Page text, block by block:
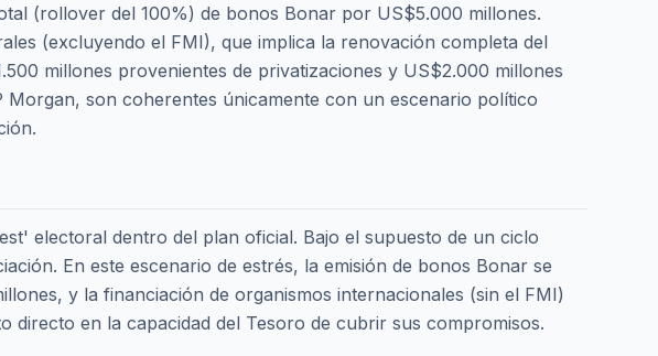
(rollover del 100%) de bonos Bonar por US$5.000 millones.
(excluyendo el FMI), que implica la renovación completa del
millones provenientes de privatizaciones y US$2.000 millones
son coherentes únicamente con un escenario político
electoral dentro del plan oficial. Bajo el supuesto de un ciclo
En este escenario de estrés, la emisión de bonos Bonar se
y la financiación de organismos internacionales (sin el FMI)
directo en la capacidad del Tesoro de cubrir sus compromisos.